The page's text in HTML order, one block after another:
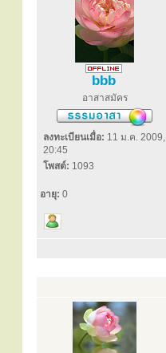
bbb
อาสาสมัคร
ลงทะเบียนเมื่อ: 11 ม.ค. 2009,
20:45
โพสต์: 1093
อายุ: 0